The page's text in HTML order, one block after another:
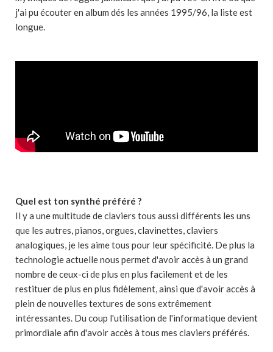
j'ai pu écouter en album dés les années 1995/96, la liste est
longue.
Quel est ton synthé préféré ?
Il y a une multitude de claviers tous aussi différents les uns
que les autres, pianos, orgues, clavinettes, claviers
analogiques, je les aime tous pour leur spécificité. De plus la
technologie actuelle nous permet d'avoir accès à un grand
nombre de ceux-ci de plus en plus facilement et de les
restituer de plus en plus fidèlement, ainsi que d'avoir accès à
plein de nouvelles textures de sons extrêmement
intéressantes. Du coup l'utilisation de l'informatique devient
primordiale afin d'avoir accès à tous mes claviers préférés.